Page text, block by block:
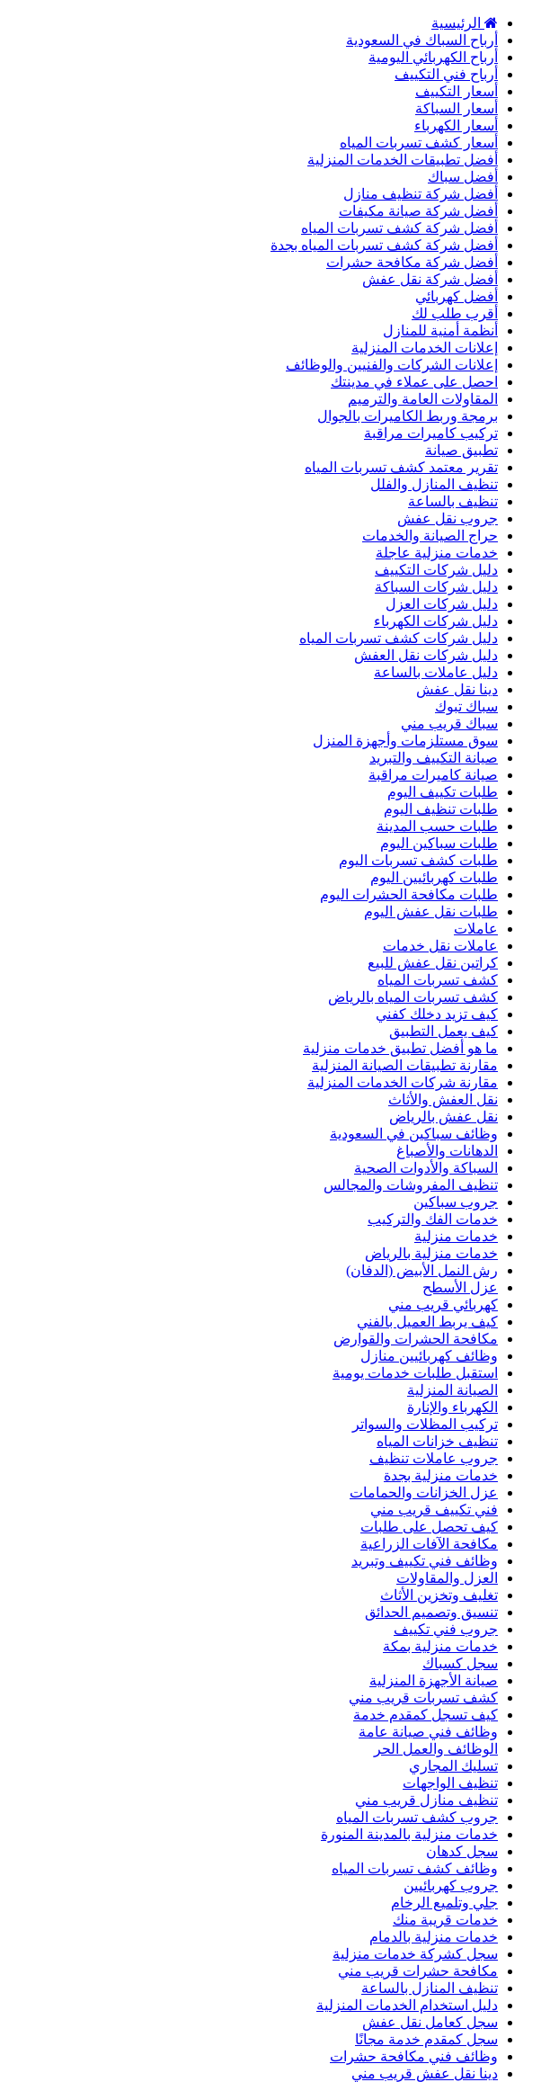
الرئيسية
أرباح السباك في السعودية
أرباح الكهربائي اليومية
أرباح فني التكييف
أسعار التكييف
أسعار السباكة
أسعار الكهرباء
أسعار كشف تسربات المياه
أفضل تطبيقات الخدمات المنزلية
أفضل سباك
أفضل شركة تنظيف منازل
أفضل شركة صيانة مكيفات
أفضل شركة كشف تسربات المياه
أفضل شركة كشف تسربات المياه بجدة
أفضل شركة مكافحة حشرات
أفضل شركة نقل عفش
أفضل كهربائي
أقرب طلب لك
أنظمة أمنية للمنازل
إعلانات الخدمات المنزلية
إعلانات الشركات والفنيين والوظائف
احصل على عملاء في مدينتك
المقاولات العامة والترميم
برمجة وربط الكاميرات بالجوال
تركيب كاميرات مراقبة
تطبيق صيانة
تقرير معتمد كشف تسربات المياه
تنظيف المنازل والفلل
تنظيف بالساعة
جروب نقل عفش
حراج الصيانة والخدمات
خدمات منزلية عاجلة
دليل شركات التكييف
دليل شركات السباكة
دليل شركات العزل
دليل شركات الكهرباء
دليل شركات كشف تسربات المياه
دليل شركات نقل العفش
دليل عاملات بالساعة
دينا نقل عفش
سباك تبوك
سباك قريب مني
سوق مستلزمات وأجهزة المنزل
صيانة التكييف والتبريد
صيانة كاميرات مراقبة
طلبات تكييف اليوم
طلبات تنظيف اليوم
طلبات حسب المدينة
طلبات سباكين اليوم
طلبات كشف تسربات اليوم
طلبات كهربائيين اليوم
طلبات مكافحة الحشرات اليوم
طلبات نقل عفش اليوم
عاملات
عاملات نقل خدمات
كراتين نقل عفش للبيع
كشف تسربات المياه
كشف تسربات المياه بالرياض
كيف تزيد دخلك كفني
كيف يعمل التطبيق
ما هو أفضل تطبيق خدمات منزلية
مقارنة تطبيقات الصيانة المنزلية
مقارنة شركات الخدمات المنزلية
نقل العفش والأثاث
نقل عفش بالرياض
وظائف سباكين في السعودية
الدهانات والأصباغ
السباكة والأدوات الصحية
تنظيف المفروشات والمجالس
جروب سباكين
خدمات الفك والتركيب
خدمات منزلية
خدمات منزلية بالرياض
رش النمل الأبيض (الدفان)
عزل الأسطح
كهربائي قريب مني
كيف يربط العميل بالفني
مكافحة الحشرات والقوارض
وظائف كهربائيين منازل
استقبل طلبات خدمات يومية
الصيانة المنزلية
الكهرباء والإنارة
تركيب المظلات والسواتر
تنظيف خزانات المياه
جروب عاملات تنظيف
خدمات منزلية بجدة
عزل الخزانات والحمامات
فني تكييف قريب مني
كيف تحصل على طلبات
مكافحة الآفات الزراعية
وظائف فني تكييف وتبريد
العزل والمقاولات
تغليف وتخزين الأثاث
تنسيق وتصميم الحدائق
جروب فني تكييف
خدمات منزلية بمكة
سجل كسباك
صيانة الأجهزة المنزلية
كشف تسربات قريب مني
كيف تسجل كمقدم خدمة
وظائف فني صيانة عامة
الوظائف والعمل الحر
تسليك المجاري
تنظيف الواجهات
تنظيف منازل قريب مني
جروب كشف تسربات المياه
خدمات منزلية بالمدينة المنورة
سجل كدهان
وظائف كشف تسربات المياه
جروب كهربائيين
جلي وتلميع الرخام
خدمات قريبة منك
خدمات منزلية بالدمام
سجل كشركة خدمات منزلية
مكافحة حشرات قريب مني
تنظيف المنازل بالساعة
دليل استخدام الخدمات المنزلية
سجل كعامل نقل عفش
سجل كمقدم خدمة مجانًا
وظائف فني مكافحة حشرات
دينا نقل عفش قريب مني